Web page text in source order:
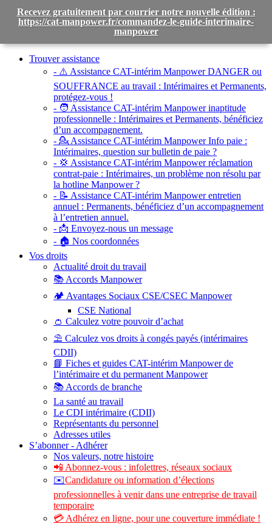
Toggle
navigationTrouver assistance
- ⚠️ Assistance CAT-intérim Manpower DANGER ou
SOUFFRANCE au travail : Intérimaires et Permanents,
protégez-vous !
- 🧑 Assistance CAT-intérim Manpower inaptitude
professionnelle : Intérimaires et Permanents, bénéficiez
d’un accompagnement.
- 💁 Assistance CAT-intérim Manpower Info paie :
Intérimaires, question sur bulletin de paie ?
- 💢 Assistance CAT-intérim Manpower réclamation
contrat-paie : Intérimaires, un problème non résolu par
la hotline Manpower ?
- 📝 Assistance CAT-intérim Manpower entretien
annuel : Permanents, bénéficiez d’un accompagnement
à l’entretien annuel.
- 📩 Envoyez-nous un message
- 🏠 Nos coordonnées
Vos droits
Actualité droit du travail
📚 Accords Manpower
🏕️ Avantages Sociaux CSE/CSEC Manpower
CSE National
👛 Calculez votre pouvoir d’achat
⛱️ Calculez vos droits à congés payés (intérimaires
CDII)
📘 Fiches et guides CAT-intérim Manpower de
l’intérimaire et du permanent Manpower
📚 Accords de branche
La santé au travail
Le CDI intérimaire (CDII)
Représentants du personnel
Adresses utiles
S’abonner - Adhérer
Nos valeurs, notre histoire
📲 Abonnez-vous : infolettres, réseaux sociaux
✉️Candidature ou information d’élections
professionnelles à venir dans une entreprise de travail
temporaire
💳 Adhérez en ligne, pour une couverture immédiate !
Recevez gratuitement par courrier notre nouvelle édition :
https://cat-manpower.fr/commandez-le-guide-interimaire-
manpower